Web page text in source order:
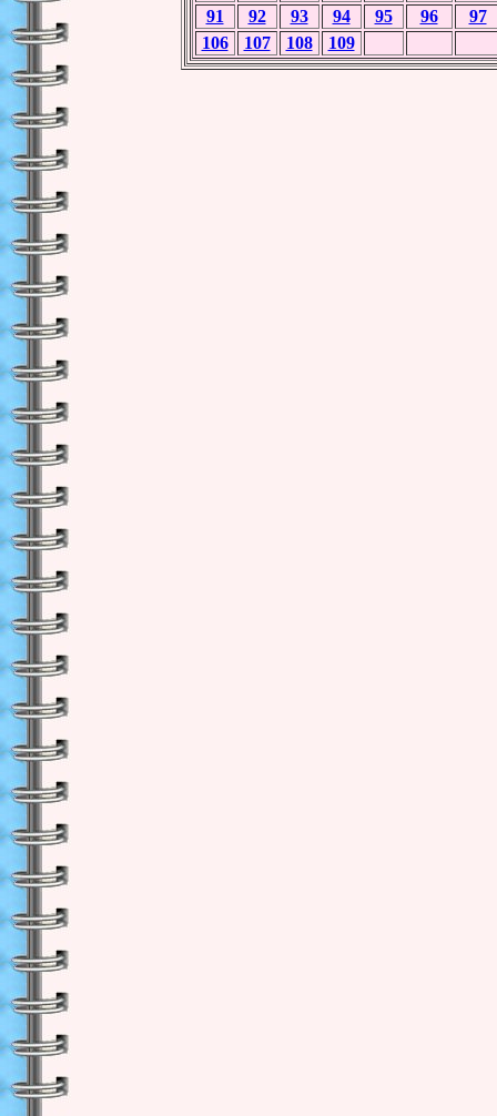
91
92 93 94 95 96
97
106
107 108 109